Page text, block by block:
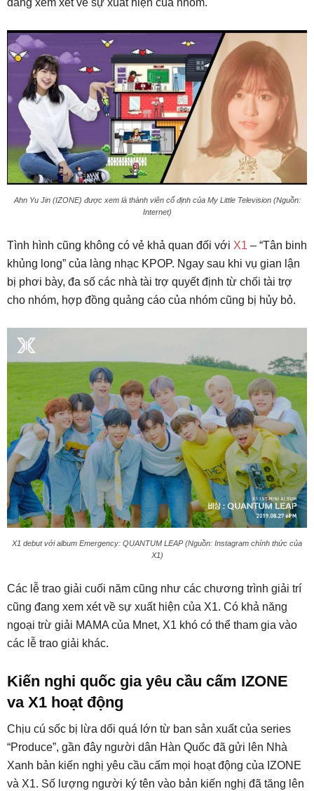
đang xem xét về sự xuất hiện của nhóm.
Ahn Yu Jin (IZONE) được xem là thành viên cố định của My Little Television (Nguồn:
Internet)
Tình hình cũng không có vẻ khả quan đối với X1 – “Tân binh
khủng long” của làng nhạc KPOP. Ngay sau khi vụ gian lận
bị phơi bày, đa số các nhà tài trợ quyết định từ chối tài trợ
cho nhóm, hợp đồng quảng cáo của nhóm cũng bị hủy bỏ.
X1 debut với album Emergency: QUANTUM LEAP (Nguồn: Instagram chính thức của
X1)
Các lễ trao giải cuối năm cũng như các chương trình giải trí
cũng đang xem xét về sự xuất hiện của X1. Có khả năng
ngoại trừ giải MAMA của Mnet, X1 khó có thể tham gia vào
các lễ trao giải khác.
Kiến nghi quốc gia yêu cầu cấm IZONE
va X1 hoạt động
Chịu cú sốc bị lừa dối quá lớn từ ban sản xuất của series
“Produce”, gần đây người dân Hàn Quốc đã gửi lên Nhà
Xanh bản kiến nghị yêu cầu cấm mọi hoạt động của IZONE
và X1. Số lượng người ký tên vào bản kiến nghị đã tăng lên